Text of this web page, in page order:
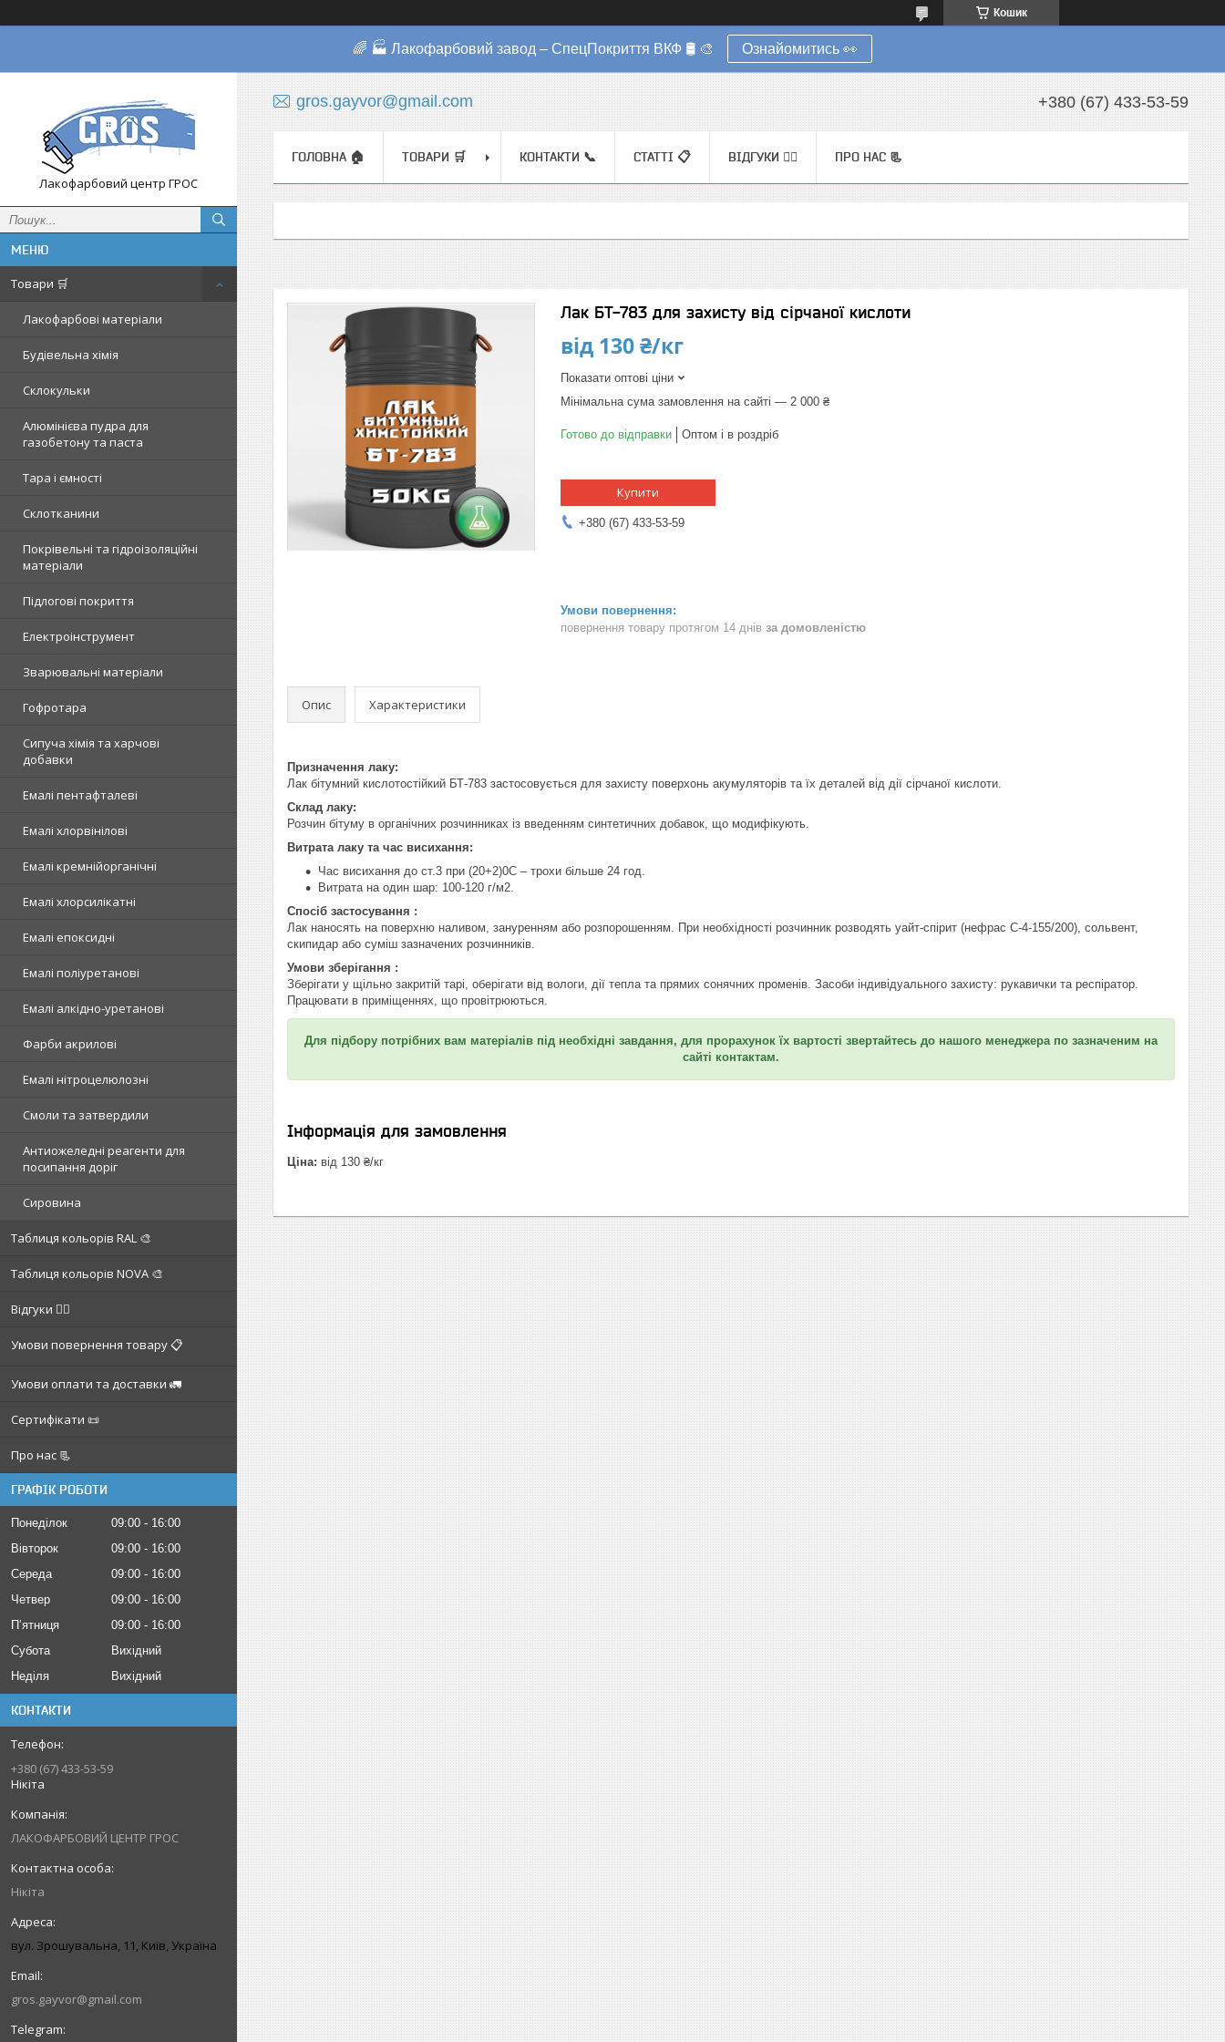
Кошик
🌈 🏭 Лакофарбовий завод – СпецПокриття ВКФ 🛢️ 🎨 Ознайомитись 👀
Лакофарбовий центр ГРОС
Товари 🛒
Лакофарбові матеріали
Будівельна хімія
Склокульки
Алюмінієва пудра для
газобетону та паста
Тара і ємності
Склотканини
Покрівельні та гідроізоляційні
матеріали
Підлогові покриття
Електроінструмент
Зварювальні матеріали
Гофротара
Сипуча хімія та харчові
добавки
Емалі пентафталеві
Емалі хлорвінілові
Емалі кремнійорганічні
Емалі хлорсилікатні
Емалі епоксидні
Емалі поліуретанові
Емалі алкідно-уретанові
Фарби акрилові
Емалі нітроцелюлозні
Смоли та затвердили
Антиожеледні реагенти для
посипання доріг
Сировина
Таблиця кольорів RAL 🎨
Таблиця кольорів NOVA 🎨
Відгуки ✍🏼
Умови повернення товару 📋
Умови оплати та доставки 🚛
Сертифікати 📜
Про нас 📃
ГРАФІК РОБОТИ
Понеділок 09:00
16:00
Вівторок
09:00
16:00
Середа
09:00
16:00
Четвер
09:00
16:00
Пʼятниця
09:00
16:00
Субота
Вихідний
Неділя
Вихідний
КОНТАКТИ
+380 (67) 433-53-59
Нікіта
ЛАКОФАРБОВИЙ ЦЕНТР ГРОС
Нікіта
вул. Зрошувальна, 11, Київ, Україна
gros.gayvor@gmail.com
gros.gayvor@gmail.com +380 (67) 433-53-59
ГОЛОВНА 🏠 ТОВАРИ 🛒 КОНТАКТИ 📞 СТАТТІ 📋 ВІДГУКИ ✍🏼 ПРО НАС 📃
Лак БТ-783 для захисту від сірчаної кислоти
від 130 ₴/кг
Показати оптові ціни
Мінімальна сума замовлення на сайті — 2 000 ₴
Готово до відправки Оптом і в роздріб
Купити
+380 (67) 433-53-59
повернення товару протягом 14 днів за домовленістю
Опис Характеристики
Призначення лаку:
Лак бітумний кислотостійкий БТ-783 застосовується для захисту поверхонь акумуляторів та їх деталей від дії сірчаної кислоти.
Склад лаку:
Розчин бітуму в органічних розчинниках із введенням синтетичних добавок, що модифікують.
Витрата лаку та час висихання:
Час висихання до ст.3 при (20+2)0С – трохи більше 24 год.
Витрата на один шар: 100-120 г/м2.
Спосіб застосування :
Лак наносять на поверхню наливом, зануренням або розпорошенням. При необхідності розчинник розводять уайт-спірит (нефрас С-4-155/200), сольвент,
скипидар або суміш зазначених розчинників.
Умови зберігання :
Зберігати у щільно закритій тарі, оберігати від вологи, дії тепла та прямих сонячних променів. Засоби індивідуального захисту: рукавички та респіратор.
Працювати в приміщеннях, що провітрюються.
Для підбору потрібних вам матеріалів під необхідні завдання, для прорахунок їх вартості звертайтесь до нашого менеджера по зазначеним на
сайті контактам.
Інформація для замовлення
Ціна: від 130 ₴/кг